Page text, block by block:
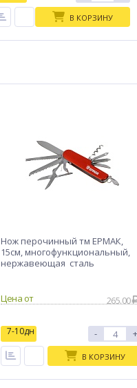
В КОРЗИНУ
Нож перочинный тм ЕРМАК,
15см, многофункциональный,
нержавеющая сталь
265.00
7-10дн - +
В КОРЗИНУ